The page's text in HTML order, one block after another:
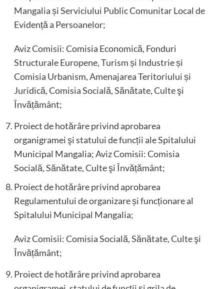
Mangalia și Serviciului Public Comunitar Local de
Evidență a Persoanelor;
Aviz Comisii: Comisia Economică, Fonduri
Structurale Europene, Turism și Industrie și
Comisia Urbanism, Amenajarea Teritoriului și
Juridică, Comisia Socială, Sănătate, Culte şi
Învățământ;
Proiect de hotărâre privind aprobarea
organigramei şi statului de funcții ale Spitalului
Municipal Mangalia; Aviz Comisii: Comisia
Socială, Sănătate, Culte şi Învățământ;
Proiect de hotărâre privind aprobarea
Regulamentului de organizare și funcționare al
Spitalului Municipal Mangalia;
Aviz Comisii: Comisia Socială, Sănătate, Culte şi
Învățământ;
Proiect de hotărâre privind aprobarea